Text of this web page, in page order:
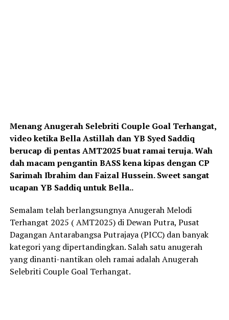
Menang Anugerah Selebriti Couple Goal Terhangat,
video ketika Bella Astillah dan YB Syed Saddiq
berucap di pentas AMT2025 buat ramai teruja. Wah
dah macam pengantin BASS kena kipas dengan CP
Sarimah Ibrahim dan Faizal Hussein. Sweet sangat
ucapan YB Saddiq untuk Bella..
Semalam telah berlangsungnya Anugerah Melodi
Terhangat 2025 ( AMT2025) di Dewan Putra, Pusat
Dagangan Antarabangsa Putrajaya (PICC) dan banyak
kategori yang dipertandingkan. Salah satu anugerah
yang dinanti-nantikan oleh ramai adalah Anugerah
Selebriti Couple Goal Terhangat.